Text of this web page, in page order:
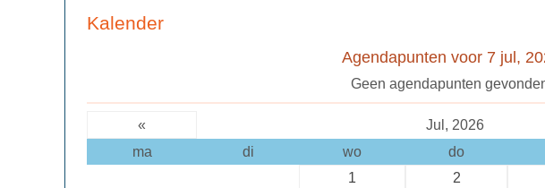
Kalender
Agendapunten voor 7 jul,
Geen agendapunten
« Jul, 2026
ma
di wo do
1
2